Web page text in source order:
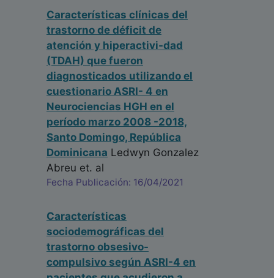
Características clínicas del
trastorno de déficit de
atención y hiperactivi-dad
(TDAH) que fueron
diagnosticados utilizando el
cuestionario ASRI- 4 en
Neurociencias HGH en el
período marzo 2008 -2018,
Santo Domingo, República
Dominicana Ledwyn Gonzalez
Abreu et. al
Fecha Publicación: 16/04/2021
Características
sociodemográficas del
trastorno obsesivo-
compulsivo según ASRI-4 en